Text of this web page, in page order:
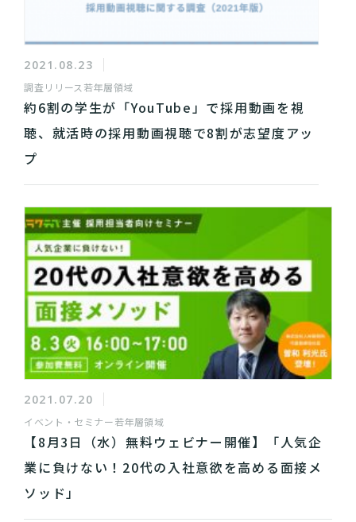
2021.08.23
調査リリース 若年層領域
約6割の学生が「YouTube」で採用動画を視
聴、就活時の採用動画視聴で8割が志望度アッ
プ
2021.07.20
イベント・セミナー若年層領域
【8月3日（水）無料ウェビナー開催】「人気企
業に負けない！20代の入社意欲を高める面接メ
ソッド」